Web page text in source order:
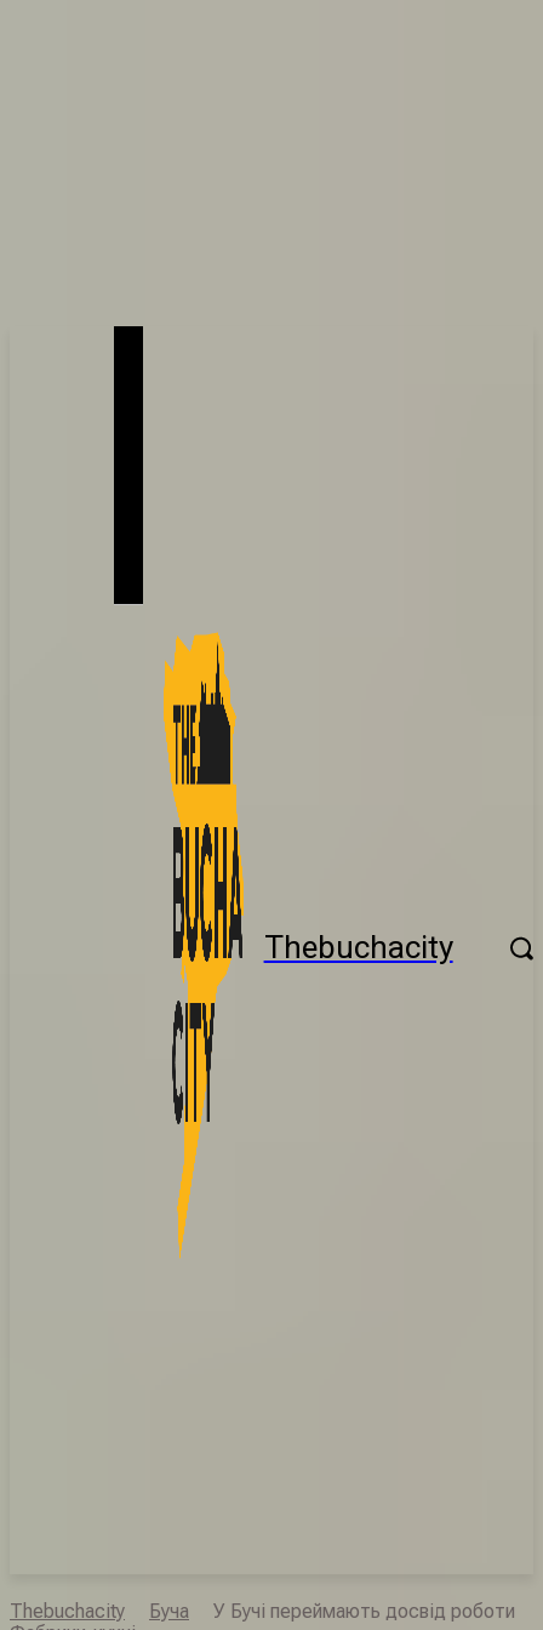
Thebuchacity
Thebuchacity Буча
У Бучі переймають досвід роботи